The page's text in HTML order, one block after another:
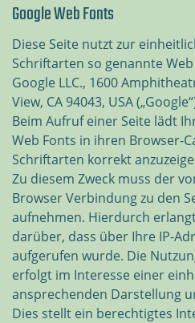
Google Web Fonts
Diese Seite nutzt zur
Schriftarten so genannte
Google LLC., 1600
View, CA 94043, USA
Beim Aufruf einer Seite lädt
Web Fonts in ihren Browser-
Schriftarten korrekt
Zu diesem Zweck muss der
Browser Verbindung zu den
aufnehmen. Hierdurch
darüber, dass über Ihre IP-
aufgerufen wurde. Die
erfolgt im Interesse einer
ansprechenden Darstellung
Dies stellt ein berechtigtes